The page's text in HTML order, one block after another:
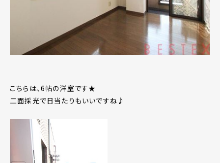
こちらは、6帖の洋室です★
二面採光で日当たりもいいですね♪